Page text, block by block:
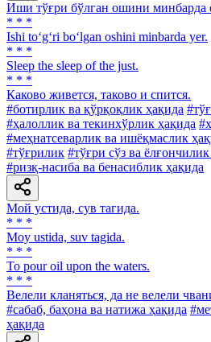
Иши тўғри бўлган ошини минбарда
* * *
Ishi to‘g‘ri bo‘lgan oshini minbarda yer.
* * *
Sleep the sleep of the just.
* * *
Каково живется, таково и спится.
#ботирлик ва қўрқоқлик ҳақида
#ҳалоллик ва текинхўрлик ҳақида
#меҳнатсеварлик ва ишёқмаслик
#тўғрилик #тўғри сўз ва
#ризқ-насиба ва бенасиблик ҳақида
Мой устида, сув тагида.
* * *
Moy ustida, suv tagida.
* * *
To pour oil upon the waters.
* * *
Велели кланяться, да не велели
#сабаб, баҳона ва натижа ҳақида
ҳақида